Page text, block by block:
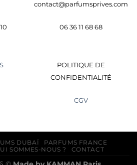
contact@parfumsprives.com
06 36 11 68 68
POLITIQUE DE
CONFIDENTIALITÉ
CGV
DUBAÏ
PARFUMS FRANCE
SOMMES-NOUS ? CONTACT